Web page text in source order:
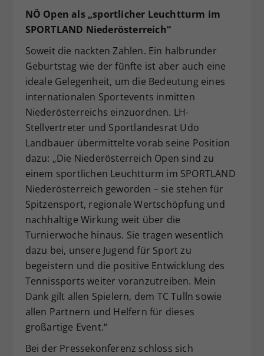
NÖ Open als „sportlicher Leuchtturm im
SPORTLAND Niederösterreich“
Soweit die nackten Zahlen. Ein halbrunder
Geburtstag wie der fünfte ist aber auch eine
ideale Gelegenheit, um die Bedeutung eines
internationalen Sportevents inmitten
Niederösterreichs einzuordnen. LH-
Stellvertreter und Sportlandesrat Udo
Landbauer übermittelte vorab seine Position
dazu: „Die Niederösterreich Open sind zu
einem sportlichen Leuchtturm im SPORTLAND
Niederösterreich geworden – sie stehen für
Spitzensport, regionale Wertschöpfung und
nachhaltige Wirkung weit über die
Turnierwoche hinaus. Sie tragen wesentlich
dazu bei, unsere Jugend für Sport zu
begeistern und die positive Entwicklung des
Tennissports weiter voranzutreiben. Mein
Dank gilt allen Spielern, dem TC Tulln sowie
allen Partnern und Helfern für dieses
großartige Event.“
Bei der Pressekonferenz schloss sich